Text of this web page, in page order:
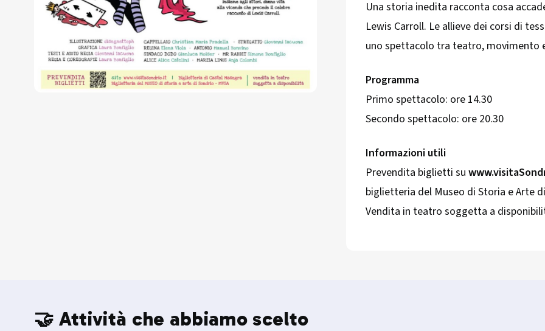
Una storia inedita racconta cosa
Lewis Carroll. Le allieve dei corsi di
uno spettacolo tra teatro, movimento
Programma
Primo spettacolo: ore 14.30
Secondo spettacolo: ore 20.30
Informazioni utili
Prevendita biglietti su
biglietteria del Museo di Storia e Arte
Vendita in teatro soggetta a
🤝 Attività che abbiamo scelto